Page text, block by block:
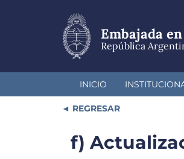
Embajada
República
INICIO
REGRESAR
f)